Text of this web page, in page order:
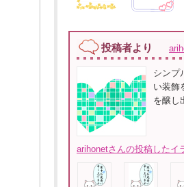
投稿者より
シンプ
い装飾
を醸し
arihonetさんの投稿したイ